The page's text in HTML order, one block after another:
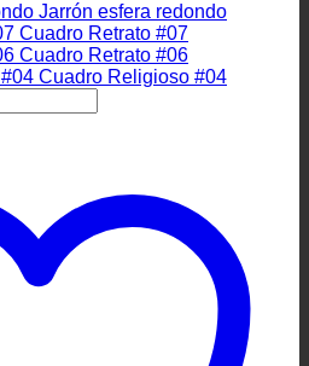
Jarrón esfera redondo
Cuadro Retrato #07
Cuadro Retrato #06
Cuadro Religioso #04